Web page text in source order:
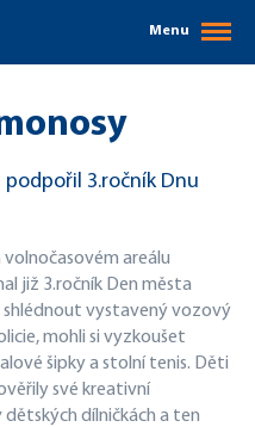
Menu
3.ročník Dnu
volnočasovém areálu
již 3.ročník Den města
shlédnout vystavený vozový
mohli si vyzkoušet
šipky a stolní tenis. Děti
své kreativní
dílničkách a ten